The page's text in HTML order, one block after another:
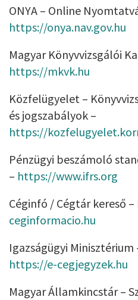
ONYA – Online
https://onya.nav.gov.hu
Magyar Könyvvizsgálói
https://mkvk.hu
Közfelügyelet –
és jogszabályok –
https://
Pénzügyi beszámoló
– https://www.ifrs.org
Céginfó / Cégtár kereső –
ceginformacio.hu
Igazságügyi Minisztérium
https://e-cegjegyzek.hu
Magyar Államkincstár –